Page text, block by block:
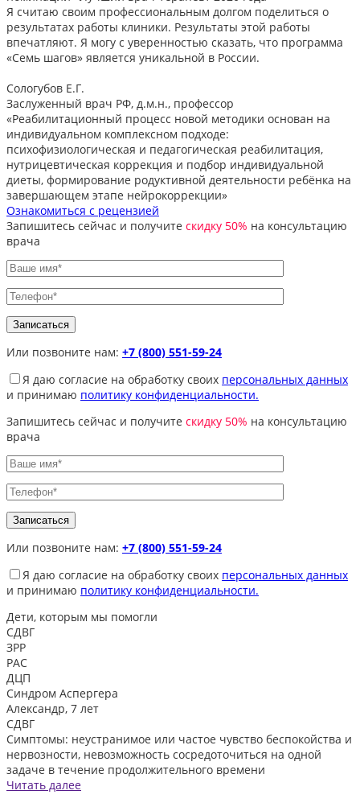
Я считаю своим профессиональным долгом поделиться о
результатах работы клиники. Результаты этой работы
впечатляют. Я могу с уверенностью сказать, что программа
«Семь шагов» является уникальной в России.
Сологубов Е.Г.
Заслуженный врач РФ, д.м.н., профессор
«Реабилитационный процесс новой методики основан на
индивидуальном комплексном подходе:
психофизиологическая и педагогическая реабилитация,
нутрицевтическая коррекция и подбор индивидуальной
диеты, формирование родуктивной деятельности ребёнка на
завершающем этапе нейрокоррекции»
Ознакомиться с рецензией
Запишитесь сейчас и получите скидку 50% на консультацию
врача
Или позвоните нам: +7 (800) 551-59-24
Я даю согласие на обработку своих персональных данных
и принимаю политику конфиденциальности.
Запишитесь сейчас и получите скидку 50% на консультацию
врача
Или позвоните нам: +7 (800) 551-59-24
Я даю согласие на обработку своих персональных данных
и принимаю политику конфиденциальности.
Дети, которым мы помогли
СДВГ
ЗРР
РАС
ДЦП
Синдром Аспергера
Александр, 7 лет
СДВГ
Симптомы: неустранимое или частое чувство беспокойства и
нервозности, невозможность сосредоточиться на одной
задаче в течение продолжительного времени
Читать далее